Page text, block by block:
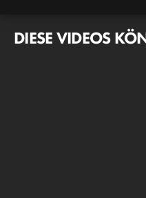
DIESE VIDEOS